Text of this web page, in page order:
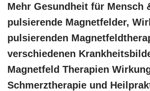
Mehr Gesundheit für Mensch
pulsierende Magnetfelder,
pulsierenden
verschiedenen
Magnetfeld Therapien
Schmerztherapie und